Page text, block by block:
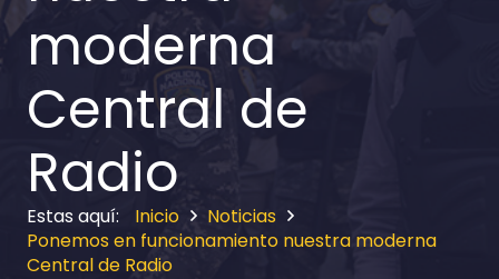
moderna
Central de
Radio
Inicio
Noticias
Ponemos en funcionamiento nuestra moderna
Central de Radio